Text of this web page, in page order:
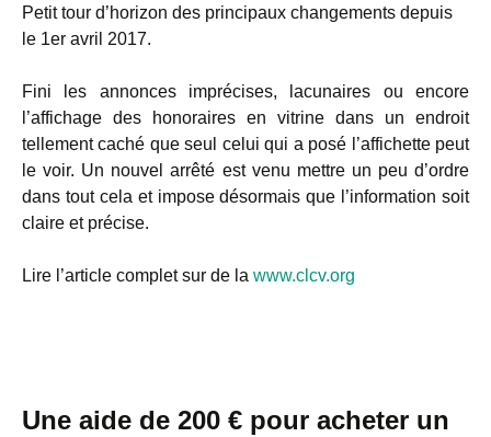
Petit tour d’horizon des principaux changements depuis
le 1er avril 2017.
Fini les annonces imprécises, lacunaires ou encore
l’affichage des honoraires en vitrine dans un endroit
tellement caché que seul celui qui a posé l’affichette peut
le voir. Un nouvel arrêté est venu mettre un peu d’ordre
dans tout cela et impose désormais que l’information soit
claire et précise.
Lire l’article complet sur de la www.clcv.org
Une aide de 200 € pour acheter un